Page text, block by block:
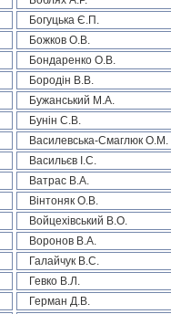
Богуцька Є.П.
Божков О.В.
Бондаренко О.В.
Бородін В.В.
Бужанський М.А.
Бунін С.В.
Василевська-Смаглюк О.М.
Васильєв І.С.
Ватрас В.А.
Вінтоняк О.В.
Войцехівський В.О.
Воронов В.А.
Галайчук В.С.
Гевко В.Л.
Герман Д.В.